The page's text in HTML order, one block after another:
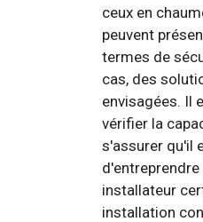
ceux en
peuvent
termes de
cas, des
envisagées. Il
vérifier la
s'assurer qu'il
d'entreprendre
installateur
installation